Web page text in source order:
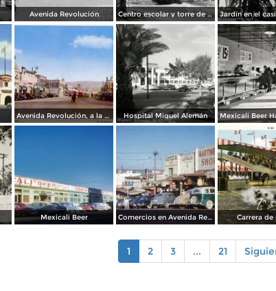
Avenida Revolución Centro escolar y torre de Agua Caliente
Avenida Revolución, a la entrada Hospital Miguel Alemán
Mexicali Beer Comercios en Avenida Revolución Carrera de
1 2 3 ... 21